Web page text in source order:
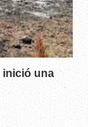
inició una